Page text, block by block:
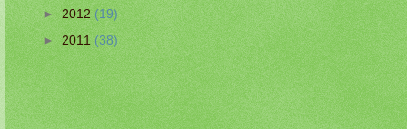
►2012(19)
►2011(38)